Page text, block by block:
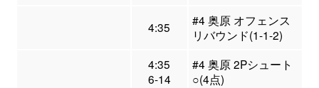
4:35
#4 奥原 オフェンス
リバウンド(1-1-2)
4:35
6-14
#4 奥原 2Pシュート
○(4点)